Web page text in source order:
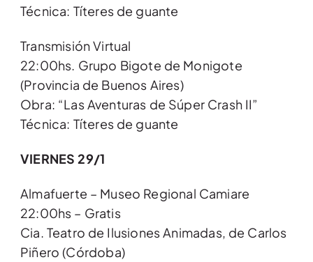
Técnica: Títeres de guante
Transmisión Virtual
22:00hs. Grupo Bigote de Monigote
(Provincia de Buenos Aires)
Obra: “Las Aventuras de Súper Crash II”
Técnica: Títeres de guante
VIERNES 29/1
Almafuerte – Museo Regional Camiare
22:00hs – Gratis
Cia. Teatro de Ilusiones Animadas, de Carlos
Piñero (Córdoba)